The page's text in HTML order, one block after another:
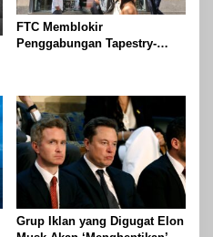
FTC Memblokir
Penggabungan Tapestry-
Mengatakan Itu ‘Pro-
Konsumen’
Grup Iklan yang Digugat Elon